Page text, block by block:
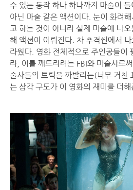
수 있는 동작 하나 하나까지 마술이 들
아닌 마술 같은 액션이다. 눈이 화려
고 하는 것이 아니라 실제 마술에 나
해 액션이 이뤄진다. 차 추격씬에서
라웠다. 영화 전체적으로 주인공들이
랴, 이를 깨트리려는 FBI와 마술사로
술사들의 트릭을 까발리는(너무 거친
는 삼각 구도가 이 영화의 재미를 더해